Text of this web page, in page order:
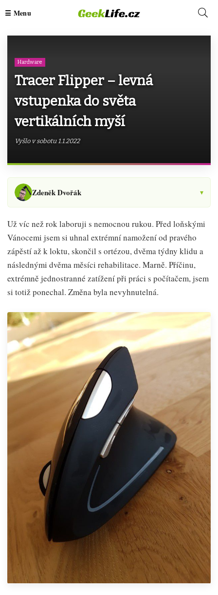
Hardware
Tracer Flipper – levná
vstupenka do světa
vertikálních myší
Vyšlo v sobotu 1.1.2022
Zdeněk Dvořák ▾
Už víc než rok laboruji s nemocnou rukou. Před loňskými
Vánocemi jsem si uhnal extrémní namožení od pravého
zápěstí až k loktu, skončil s ortézou, dvěma týdny klidu a
následnými dvěma měsíci rehabilitace. Marně. Příčinu,
extrémně jednostranné zatížení při práci s počítačem, jsem
si totiž ponechal. Změna byla nevyhnutelná.